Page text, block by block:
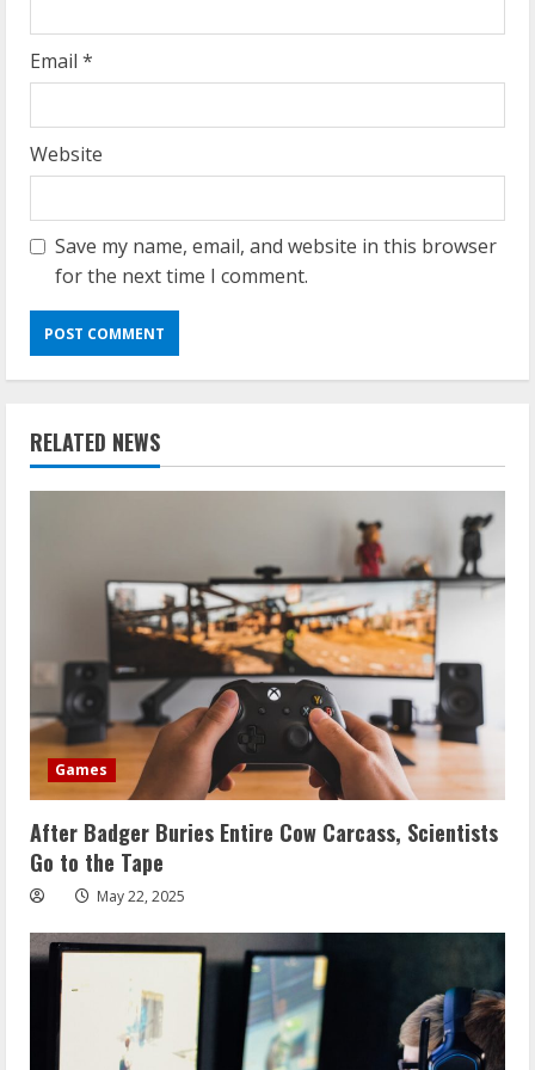
Email *
Website
Save my name, email, and website in this browser
for the next time I comment.
RELATED NEWS
Games
After Badger Buries Entire Cow Carcass, Scientists
Go to the Tape
May 22, 2025